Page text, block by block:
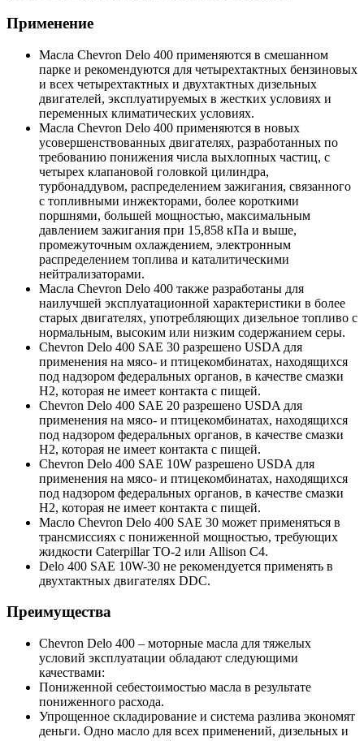
Применение
Масла Chevron Delo 400 применяются в смешанном
парке и рекомендуются для четырехтактных бензиновых
и всех четырехтактных и двухтактных дизельных
двигателей, эксплуатируемых в жестких условиях и
переменных климатических условиях.
Масла Chevron Delo 400 применяются в новых
усовершенствованных двигателях, разработанных по
требованию понижения числа выхлопных частиц, с
четырех клапановой головкой цилиндра,
турбонаддувом, распределением зажигания, связанного
с топливными инжекторами, более короткими
поршнями, большей мощностью, максимальным
давлением зажигания при 15,858 кПа и выше,
промежуточным охлаждением, электронным
распределением топлива и каталитическими
нейтрализаторами.
Масла Chevron Delo 400 также разработаны для
наилучшей эксплуатационной характеристики в более
старых двигателях, употребляющих дизельное топливо с
нормальным, высоким или низким содержанием серы.
Chevron Delo 400 SAE 30 разрешено USDA для
применения на мясо- и птицекомбинатах, находящихся
под надзором федеральных органов, в качестве смазки
H2, которая не имеет контакта с пищей.
Chevron Delo 400 SAE 20 разрешено USDA для
применения на мясо- и птицекомбинатах, находящихся
под надзором федеральных органов, в качестве смазки
H2, которая не имеет контакта с пищей.
Chevron Delo 400 SAE 10W разрешено USDA для
применения на мясо- и птицекомбинатах, находящихся
под надзором федеральных органов, в качестве смазки
H2, которая не имеет контакта с пищей.
Масло Chevron Delo 400 SAE 30 может применяться в
трансмиссиях с пониженной мощностью, требующих
жидкости Caterpillar TO-2 или Allison C4.
Delo 400 SAE 10W-30 не рекомендуется применять в
двухтактных двигателях DDC.
Преимущества
Chevron Delo 400 – моторные масла для тяжелых
условий эксплуатации обладают следующими
качествами:
Пониженной себестоимостью масла в результате
пониженного расхода.
Упрощенное складирование и система разлива экономят
деньги. Одно масло для всех применений, дизельных и